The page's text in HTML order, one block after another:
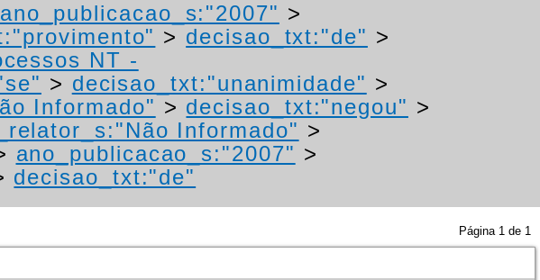
ano_publicacao_s:"2007" >
> decisao_txt:"de" >
NT -
> decisao_txt:"unanimidade" >
Informado" > decisao_txt:"negou" >
Informado" >
ano_publicacao_s:"2007" >
decisao_txt:"de"
Página 1 de 1